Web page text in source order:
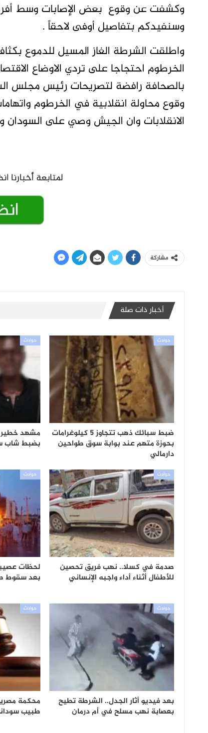
وكشفت عن وقوع بعض الإصابات وسط أفراد
وسنفيدكم بتفاصيل أوفى لاحقاً .
واطلقت الشرطة الغاز المسيل للدموع
الخرطوم احتجاجا على تردي الاوضاع
بالصحافة رافضة لتصريحات رئيس مجلس
وقوع محاولة انقلابية في الخرطوم
الانقلابات وان الجيش وصي على السودان
مشاركة
أخبار ذات صلة
حوادث
ضبط سبائك ذهب تتجاوز 5 كيلوغرامات
بحوزة متهم عند بوابة سوق طواحين
دارمالي
حوادث
مشهد خطير
بضبط شاب
حوادث
صدمة في كسلا.. نهب فريق تحصين
للأطفال أثناء أداء واجبه الإنساني
حوادث
لحظات
بعد سقوط
حوادث
بعد فيديو أثار الجدل.. الشرطة تطيح
بعصابة نهب مسلح في أم درمان
حوادث
محكمة
طبيب